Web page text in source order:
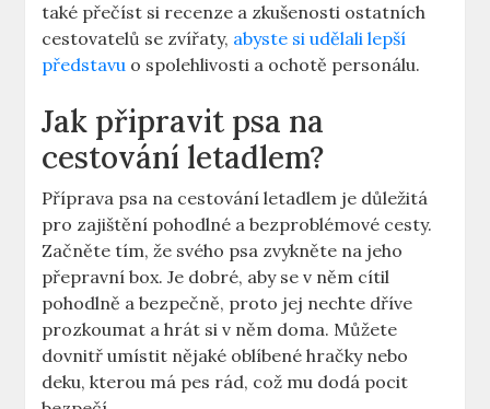
také přečíst si recenze a zkušenosti ostatních
cestovatelů se zvířaty, abyste si udělali lepší
představu o spolehlivosti a ochotě personálu.
Jak připravit psa na
cestování letadlem?
Příprava psa na cestování letadlem je důležitá
pro zajištění pohodlné a bezproblémové cesty.
Začněte tím, že svého psa zvykněte na jeho
přepravní box. Je dobré, aby se v něm cítil
pohodlně a bezpečně, proto jej nechte dříve
prozkoumat a hrát si v něm doma. Můžete
dovnitř umístit nějaké oblíbené hračky nebo
deku, kterou má pes rád, což mu dodá pocit